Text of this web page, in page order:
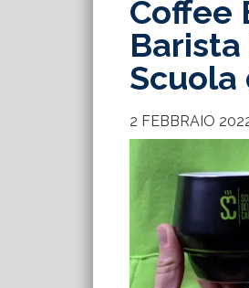
Coffee
Scuola
2 FEBBRAIO